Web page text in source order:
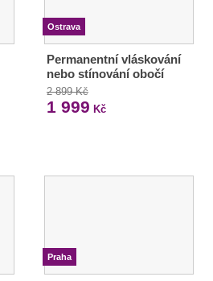
Ostrava
Permanentní vláskování
nebo stínování obočí
2 899 Kč
1 999 Kč
Praha